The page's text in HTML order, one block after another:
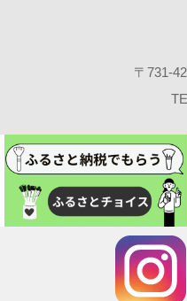
〒731-